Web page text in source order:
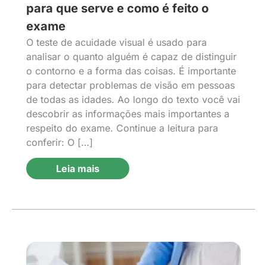
para que serve e como é feito o
exame
O teste de acuidade visual é usado para
analisar o quanto alguém é capaz de distinguir
o contorno e a forma das coisas. É importante
para detectar problemas de visão em pessoas
de todas as idades. Ao longo do texto você vai
descobrir as informações mais importantes a
respeito do exame. Continue a leitura para
conferir: O […]
Leia mais